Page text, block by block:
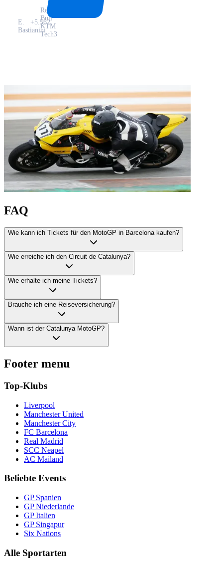
E.
Bastianini
+5.562
Red
Bull
KTM
Tech3
FAQ
Wie kann ich Tickets für den MotoGP in Barcelona kaufen?
Wie erreiche ich den Circuit de Catalunya?
Wie erhalte ich meine Tickets?
Brauche ich eine Reiseversicherung?
Wann ist der Catalunya MotoGP?
Footer menu
Top-Klubs
Liverpool
Manchester United
Manchester City
FC Barcelona
Real Madrid
SCC Neapel
AC Mailand
Beliebte Events
GP Spanien
GP Niederlande
GP Italien
GP Singapur
Six Nations
Alle Sportarten